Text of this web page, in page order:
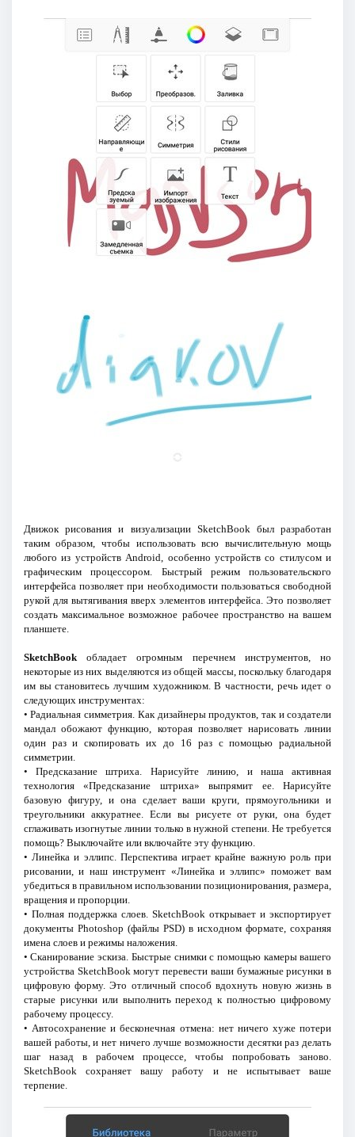
Движок рисования и визуализации SketchBook был разработан
таким образом, чтобы использовать всю вычислительную мощь
любого из устройств Android, особенно устройств со стилусом и
графическим процессором. Быстрый режим пользовательского
интерфейса позволяет при необходимости пользоваться свободной
рукой для вытягивания вверх элементов интерфейса. Это позволяет
создать максимальное возможное рабочее пространство на вашем
планшете.
SketchBookобладает огромным перечнем инструментов, но
некоторые из них выделяются из общей массы, поскольку благодаря
им вы становитесь лучшим художником. В частности, речь идет о
следующих инструментах:
• Радиальная симметрия. Как дизайнеры продуктов, так и создатели
мандал обожают функцию, которая позволяет нарисовать линии
один раз и скопировать их до 16 раз с помощью радиальной
симметрии.
• Предсказание штриха. Нарисуйте линию, и наша активная
технология «Предсказание штриха» выпрямит ее. Нарисуйте
базовую фигуру, и она сделает ваши круги, прямоугольники и
треугольники аккуратнее. Если вы рисуете от руки, она будет
сглаживать изогнутые линии только в нужной степени. Не требуется
помощь? Выключайте или включайте эту функцию.
• Линейка и эллипс. Перспектива играет крайне важную роль при
рисовании, и наш инструмент «Линейка и эллипс» поможет вам
убедиться в правильном использовании позиционирования, размера,
вращения и пропорции.
• Полная поддержка слоев. SketchBook открывает и экспортирует
документы Photoshop (файлы PSD) в исходном формате, сохраняя
имена слоев и режимы наложения.
• Сканирование эскиза. Быстрые снимки с помощью камеры вашего
устройства SketchBook могут перевести ваши бумажные рисунки в
цифровую форму. Это отличный способ вдохнуть новую жизнь в
старые рисунки или выполнить переход к полностью цифровому
рабочему процессу.
• Автосохранение и бесконечная отмена: нет ничего хуже потери
вашей работы, и нет ничего лучше возможности десятки раз делать
шаг назад в рабочем процессе, чтобы попробовать заново.
SketchBook сохраняет вашу работу и не испытывает ваше
терпение.